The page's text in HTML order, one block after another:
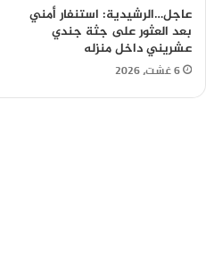
عاجل…الرشيدية: استنفار أمني
بعد العثور على جثة جندي
عشريني داخل منزله
6 غشت، 2026